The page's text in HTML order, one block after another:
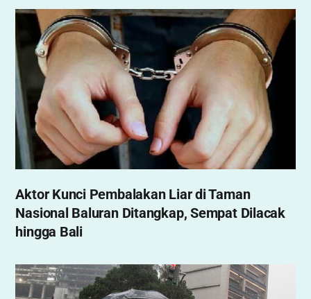
Aktor Kunci Pembalakan Liar di Taman
Nasional Baluran Ditangkap, Sempat Dilacak
hingga Bali